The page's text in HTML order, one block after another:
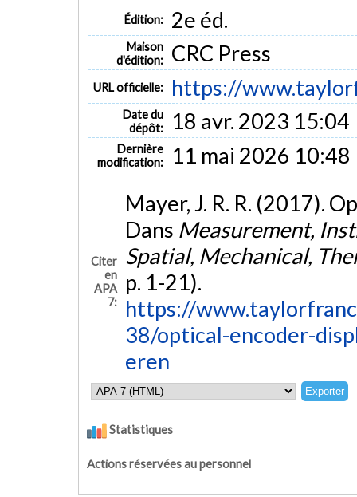
Édition: 2e éd.
Maison
d'édition:
CRC Press
URL officielle: https://
Date du
dépôt:
18 avr. 2023 15:04
Dernière
modification:
11 mai 2026 10:48
Citer
en
APA
7:
Mayer, J. R. R. (2017).
Dans Measurement,
Spatial, Mechanical,
p. 1-21).
https://
38/optical-encoder-
eren
Statistiques
Actions réservées au personnel